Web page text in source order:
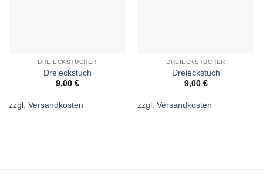
DREIECKSTÜCHER
Dreieckstuch
9,00 €
zzgl. Versandkosten
DREIECKSTÜCHER
Dreieckstuch
9,00 €
zzgl. Versandkosten